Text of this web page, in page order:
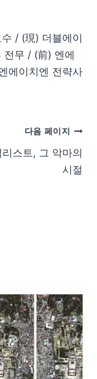
/ (現) 더블에이
전무 / (前) 엔에
에이치엔 전략사
다음 페이지
리스트, 그 악마의
시절